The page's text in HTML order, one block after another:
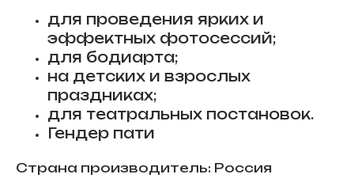
для проведения ярких и
эффектных фотосессий;
для бодиарта;
на детских и взрослых
праздниках;
для театральных постановок.
Гендер пати
Страна производитель: Россия